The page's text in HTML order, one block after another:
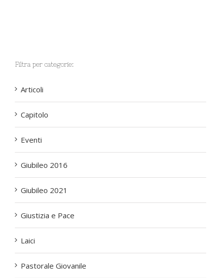
Filtra per categorie:
Articoli
Capitolo
Eventi
Giubileo 2016
Giubileo 2021
Giustizia e Pace
Laici
Pastorale Giovanile